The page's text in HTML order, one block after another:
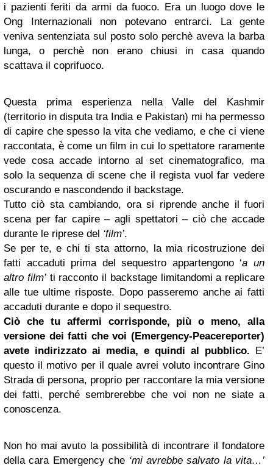
i pazienti feriti da armi da fuoco. Era un luogo dove le
Ong Internazionali non potevano entrarci. La gente
veniva sentenziata sul posto solo perchè aveva la barba
lunga, o perchè non erano chiusi in casa quando
scattava il coprifuoco.
Questa prima esperienza nella Valle del Kashmir
(territorio in disputa tra India e Pakistan) mi ha permesso
di capire che spesso la vita che vediamo, e che ci viene
raccontata, è come un film in cui lo spettatore raramente
vede cosa accade intorno al set cinematografico, ma
solo la sequenza di scene che il regista vuol far vedere
oscurando e nascondendo il backstage.
Tutto ciò sta cambiando, ora si riprende anche il fuori
scena per far capire – agli spettatori – ciò che accade
durante le riprese del ‘film’.
Se per te, e chi ti sta attorno, la mia ricostruzione dei
fatti accaduti prima del sequestro appartengono ‘a un
altro film’ti racconto il backstage limitandomi a replicare
alle tue ultime risposte. Dopo passeremo anche ai fatti
accaduti durante e dopo il sequestro.
Ciò che tu affermi corrisponde, più o meno, alla
versione dei fatti che voi (Emergency-Peacereporter)
avete indirizzato ai media, e quindi al pubblico. E’
questo il motivo per il quale avrei voluto incontrare Gino
Strada di persona, proprio per raccontare la mia versione
dei fatti, perché sembrerebbe che voi non ne siate a
conoscenza.
Non ho mai avuto la possibilità di incontrare il fondatore
della cara Emergency che ‘mi avrebbe salvato la vita…’